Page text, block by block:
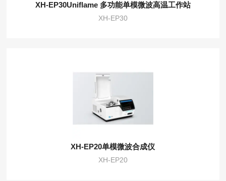
XH-EP30Uniflame 多功能单模微波高温工作站
XH-EP30
XH-EP20单模微波合成仪
XH-EP20